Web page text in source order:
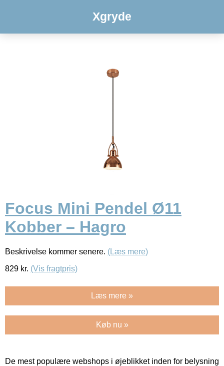
Xgryde
Focus Mini Pendel Ø11
Kobber – Hagro
Beskrivelse kommer senere. (Læs mere)
829 kr. (Vis fragtpris)
Læs mere »
Køb nu »
De mest populære webshops i øjeblikket inden for belysning